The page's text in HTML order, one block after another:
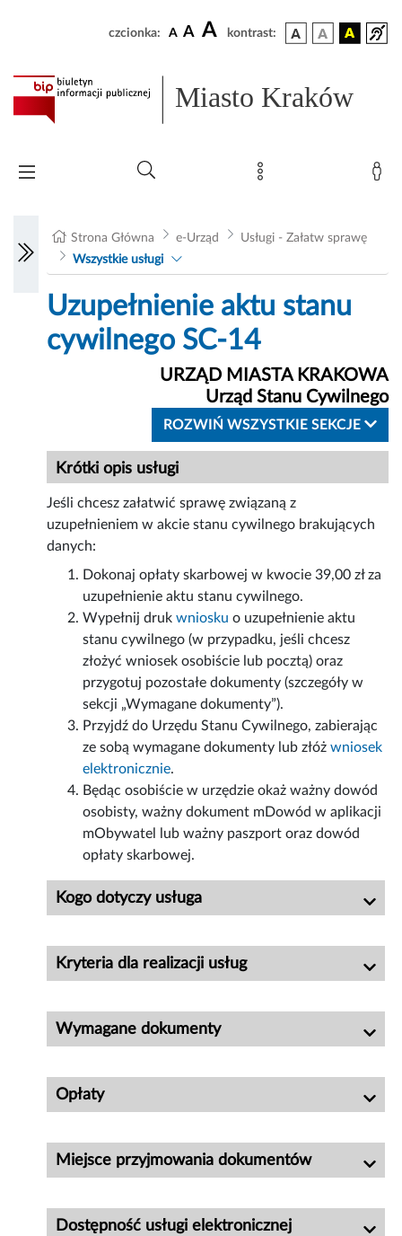
czcionka: A A A kontrast:
Miasto Kraków
Strona Główna e-Urząd
Usługi - Załatw sprawę
Wszystkie usługi
Uzupełnienie aktu stanu
cywilnego SC-14
URZĄD MIASTA KRAKOWA
Urząd Stanu Cywilnego
ROZWIŃ WSZYSTKIE SEKCJE
Krótki opis usługi
Jeśli chcesz załatwić sprawę związaną z
uzupełnieniem w akcie stanu cywilnego brakujących
danych:
Dokonaj opłaty skarbowej w kwocie 39,00 zł za
uzupełnienie aktu stanu cywilnego.
Wypełnij drukwniosku o uzupełnienie aktu
stanu cywilnego (w przypadku, jeśli chcesz
złożyć wniosek osobiście lub pocztą) oraz
przygotuj pozostałe dokumenty (szczegóły w
sekcji „Wymagane dokumenty”).
Przyjdź do Urzędu Stanu Cywilnego, zabierając
ze sobą wymagane dokumenty lub złóżwniosek
elektronicznie.
Będąc osobiście w urzędzie okaż ważny dowód
osobisty, ważny dokument mDowód w aplikacji
mObywatel lub ważny paszport oraz dowód
opłaty skarbowej.
Kogo dotyczy usługa
Kryteria dla realizacji usług
Wymagane dokumenty
Opłaty
Miejsce przyjmowania dokumentów
Dostępność usługi elektronicznej